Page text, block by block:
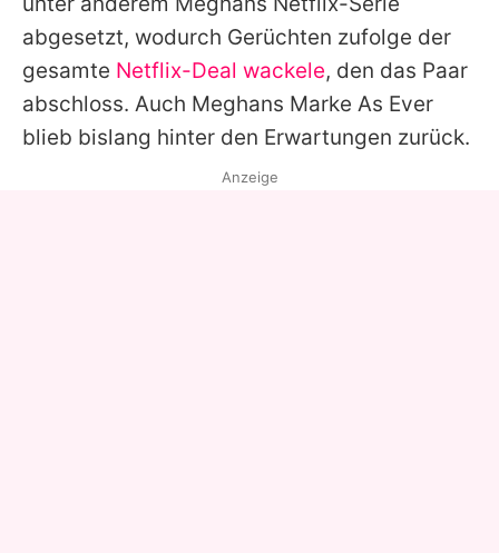
abgesetzt, wodurch Gerüchten zufolge der
gesamte Netflix-Deal wackele, den das Paar
abschloss. Auch Meghans Marke As Ever
blieb bislang hinter den Erwartungen zurück.
Anzeige